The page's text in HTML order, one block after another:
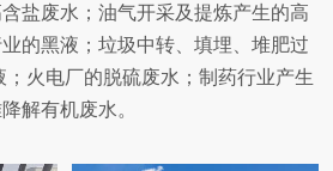
盐废水；油气开采及提炼产生的高
的黑液；垃圾中转、填埋、堆肥过
火电厂的脱硫废水；制药行业产生
解有机废水。